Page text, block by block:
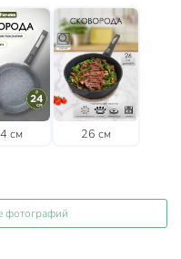
см 26 см
фотографий